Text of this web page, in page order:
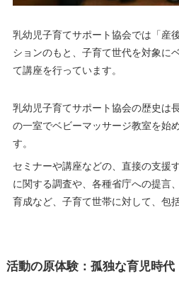
乳幼児子育てサポート協会では「産
ションのもと、子育て世代を対象に
て講座を行っています。
乳幼児子育てサポート協会の歴史は
の一室でベビーマッサージ教室を始
す。
セミナーや講座などの、直接の支援
に関する調査や、各種省庁への提言
育成など、子育て世帯に対して、包
活動の原体験：孤独な育児時代